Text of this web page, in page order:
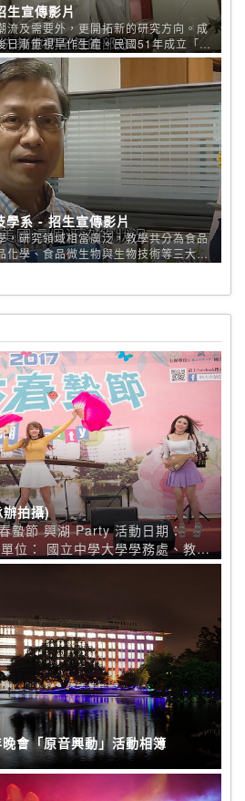
宣傳影片
流及需要外，更開拓新的研究方向。成
日漸重視旱作生產。民國51年成立「土
推動全省耕地土壤調查及土壤肥料之試
壤肥料技術人員。配合豆科的推廣研究
質及植物營養之研究。目前，土地利用
業廢棄物處理、農企業資材、土壤污
保育施肥、園藝作物肥培、生物肥料、
今農業及環境的重要問題，且為全國唯
http://www.nchu.edu.tw/~soil
系 - 招生宣傳影片
，研究領域相當廣泛，教學共分為食品
化學、食品微生物與生物技術等三大研
提供先進的教學器材及研究設備，教師
並進，分別函蓋有食品加工及工程、食
品化學、食品微生物及生物技術等多
分則主要提供學生加工食品與酒類產品
foodsci.nchu.edu.tw
拍攝)
湖 Party 活動日期：
料上
會「原音興動」活動相簿